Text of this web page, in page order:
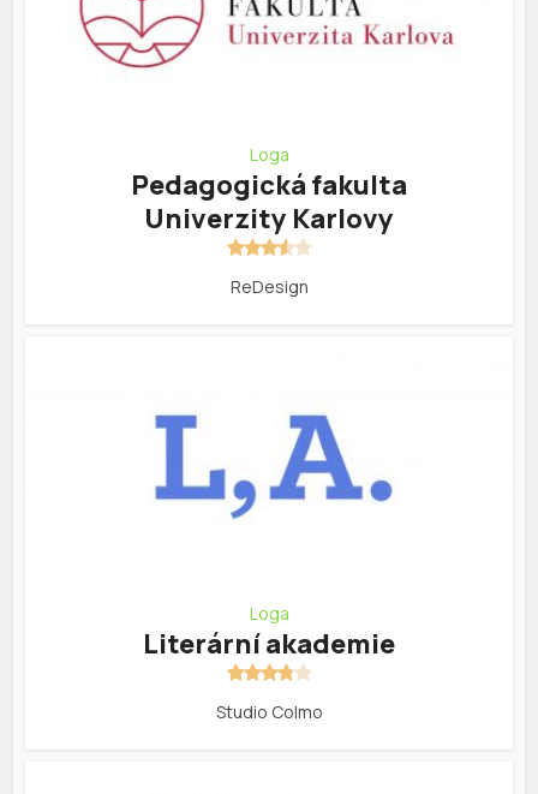
Loga
Pedagogická fakulta
Univerzity Karlovy
ReDesign
Loga
Literární akademie
Studio Colmo